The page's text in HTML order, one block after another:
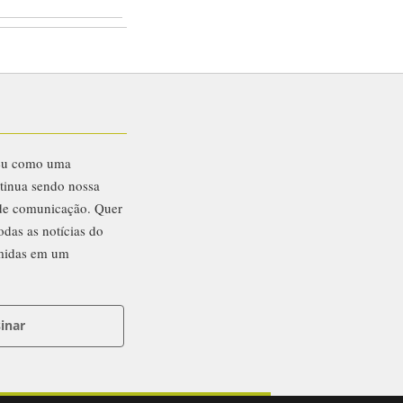
como uma
sendo nossa
comunicação. Quer
as notícias do
em um